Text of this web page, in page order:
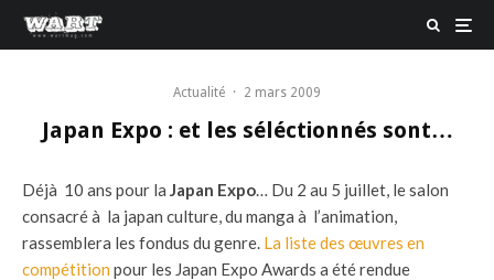
Actualité · 2 mars 2009
Japan Expo : et les séléctionnés sont…
Déjà 10 ans pour la Japan Expo… Du 2 au 5 juillet, le salon
consacré à la japan culture, du manga à l’animation,
rassemblera les fondus du genre. La liste des œuvres en
compétition pour les Japan Expo Awards a été rendue